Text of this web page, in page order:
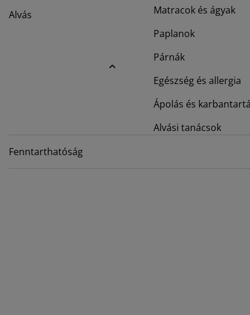
Alvás
Matracok és ágyak
Paplanok
Párnák
Egészség és allergia
Ápolás és
Alvási tanácsok
Fenntarthatóság